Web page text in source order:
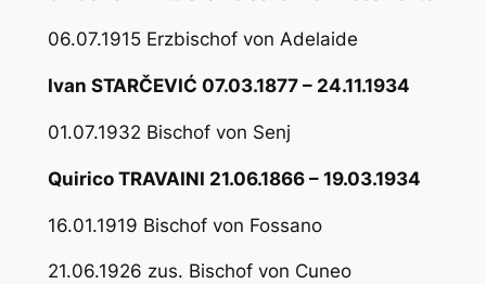
06.07.1915 Erzbischof von Adelaide
Ivan STARČEVIĆ 07.03.1877 – 24.11.1934
01.07.1932 Bischof von Senj
Quirico TRAVAINI 21.06.1866 – 19.03.1934
16.01.1919 Bischof von Fossano
21.06.1926 zus. Bischof von Cuneo